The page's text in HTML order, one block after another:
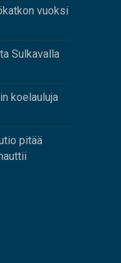
vuoksi
Sulkavalla
koelauluja
pitää